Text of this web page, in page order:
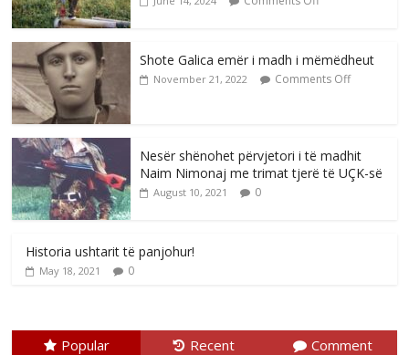
Shote Galica emër i madh i mëmëdheut
November 21, 2022 Comments Off
Nesër shënohet përvjetori i të madhit
Naim Nimonaj me trimat tjerë të UÇK-së
August 10, 2021 0
Historia ushtarit të panjohur!
May 18, 2021 0
Popular Recent Comment